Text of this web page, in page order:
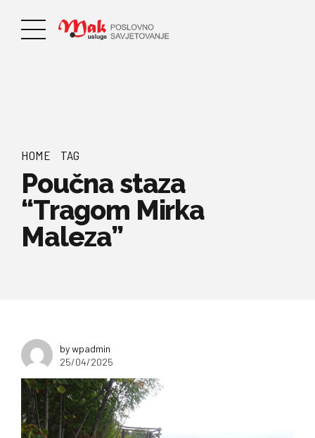
HOME TAG
Poučna staza
“Tragom Mirka
Maleza”
by wpadmin
25/04/2025